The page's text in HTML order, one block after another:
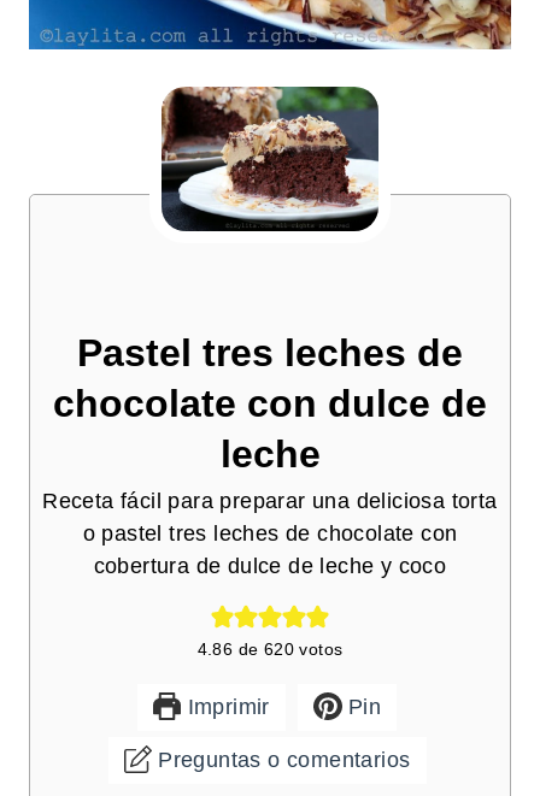
Pastel tres leches de
chocolate con dulce de
leche
Receta fácil para preparar una deliciosa torta
o pastel tres leches de chocolate con
cobertura de dulce de leche y coco
4.86 de 620 votos
Imprimir Pin
Preguntas o comentarios